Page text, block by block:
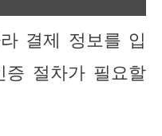
결제 정보를 입
증 절차가 필요할